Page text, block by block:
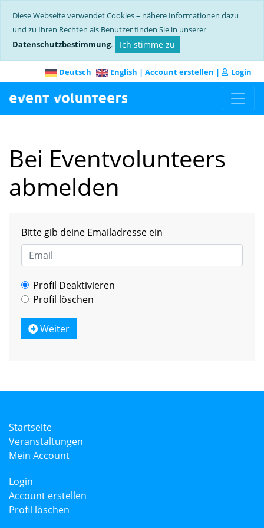
Diese Webseite verwendet Cookies – nähere Informationen dazu
und zu Ihren Rechten als Benutzer finden Sie in unserer
Datenschutzbestimmung. Ich stimme zu
Deutsch English | Account erstellen | Login
Bei Eventvolunteers
abmelden
Bitte gib deine Emailadresse ein
Profil Deaktivieren
Profil löschen
Weiter
Startseite
Veranstaltungen
Mein Account
Login
Account erstellen
Profil löschen